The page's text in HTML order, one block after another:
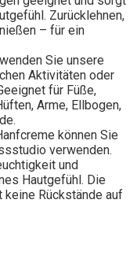
Zurücklehnen,
– für ein
Sie unsere
Aktivitäten oder
für Füße,
Arme, Ellbogen,
können Sie
verwenden.
und
Hautgefühl. Die
Rückstände auf